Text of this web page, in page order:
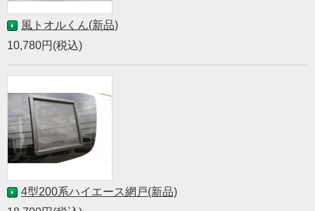
風トオルくん(新品)
10,780円(税込)
4型200系ハイエース網戸(新品)